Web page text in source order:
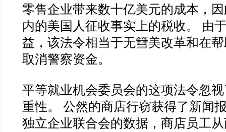
零售企业带来数十亿美元的成本，
内的美国人征收事实上的税收。 由
益，该法令相当于无篲美改革和在
取消警察资金。
平等就业机会委员会的这项法令忽
重性。 公然的商店行窃获得了新闻
独立企业联合会的数据，商店员工